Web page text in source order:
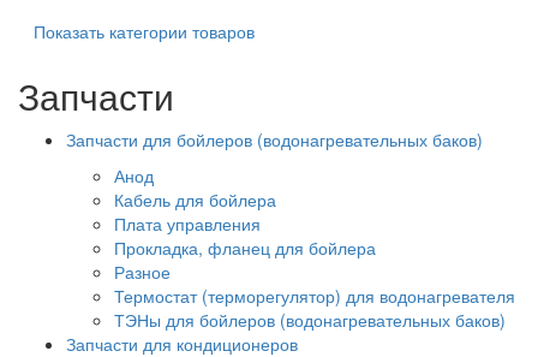
Показать категории товаров
Запчасти
Запчасти для бойлеров (водонагревательных баков)
Анод
Кабель для бойлера
Плата управления
Прокладка, фланец для бойлера
Разное
Термостат (терморегулятор) для водонагревателя
ТЭНы для бойлеров (водонагревательных баков)
Запчасти для кондиционеров